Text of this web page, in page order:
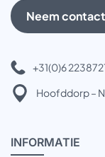
Neem
+31(0)6
Hoofddorp –
INFORMATIE